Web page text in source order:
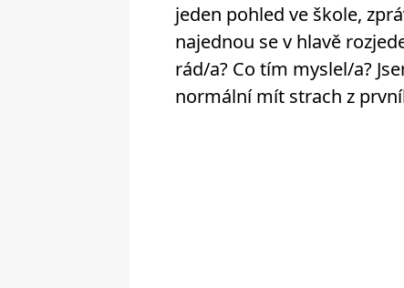
jeden pohled ve škole,
najednou se v hlavě
rád/a? Co tím myslel/a?
normální mít strach z